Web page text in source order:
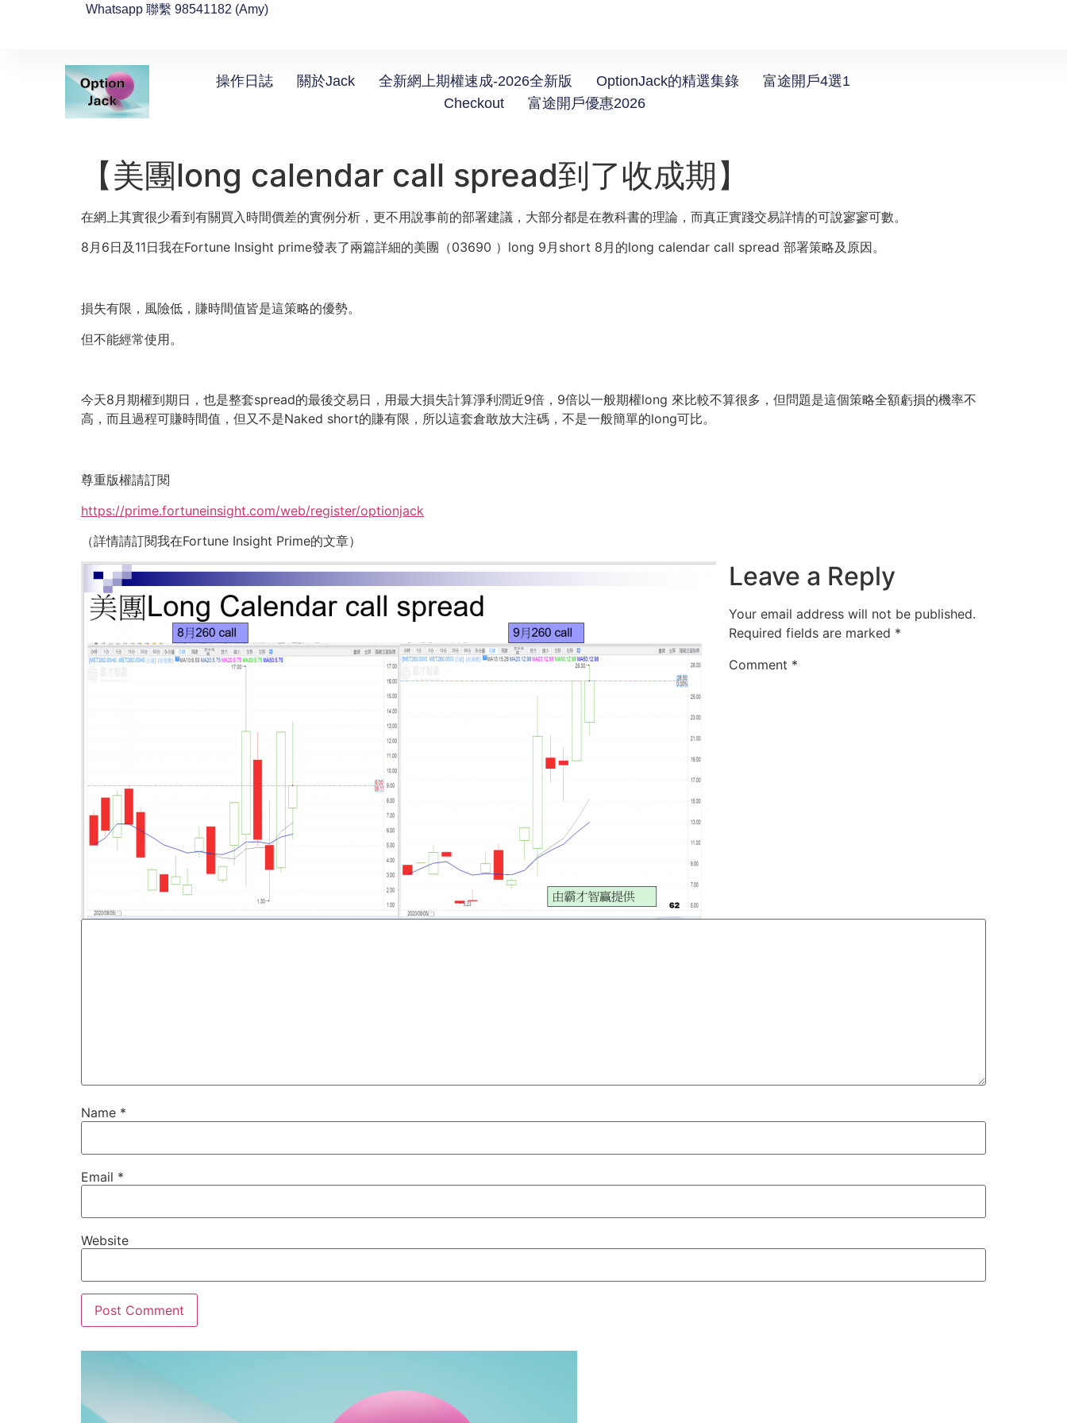
Whatsapp 聯繫 98541182 (Amy)
操作日誌 關於Jack 全新網上期權速成-2026全新版 OptionJack的精選集錄
富途開戶4選1
Checkout
富途開戶優惠2026
【美團long calendar call spread到了收成期】
在網上其實很少看到有關買入時間價差的實例分析， 更不用說事前的部署建議，大部分都是在教科書的理論， 而真正實踐交易詳情的可說寥寥可數。
8月6日及11日我在Fortune Insight prime發表了兩篇詳細的美團（03690 ）long 9月short 8月的long calendar call spread 部署策略及原因。
損失有限，風險低，賺時間值皆是這策略的優勢。
但不能經常使用。
今天8月期權到期日，也是整套spread的最後交易日，用最大損失計算淨利潤近9倍，9倍以一般期權long 來比較不算很多，但問題是這個策略全額虧損的機率不
高， 而且過程可賺時間值，但又不是Naked short的賺有限，所以這套倉敢放大注碼， 不是一般簡單的long可比。
尊重版權請訂閱
https://prime.fortuneinsight.com/web/register/optionjack
（詳情請訂閱我在Fortune Insight Prime的文章）
Leave a Reply
Your email address will not be published.
Required fields are marked *
Comment *
Name *
Email *
Website